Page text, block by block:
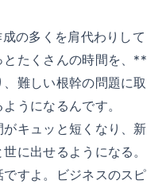
の多くを肩代わりして
とたくさんの時間を、**
難しい根幹の問題に取
うになるんです。
キュッと短くなり、新
に出せるようになる。
すよ。ビジネスのスピ